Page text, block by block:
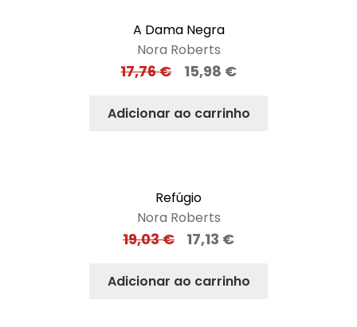
A Dama Negra
Nora Roberts
17,76€ 15,98 €
Adicionar ao carrinho
Refúgio
Nora Roberts
19,03€ 17,13 €
Adicionar ao carrinho